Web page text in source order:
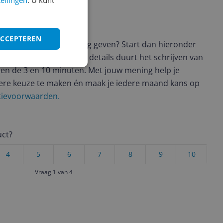
geschreven
wil je graag je mening geven? Start dan hieronder
Afhankelijk van de details duurt het schrijven van
de 3 en 10 minuten. Met jouw mening help je
keuze te maken én maak je iedere maand kans op
10
9
8
7
6
5
4
Vraag 1 van 4